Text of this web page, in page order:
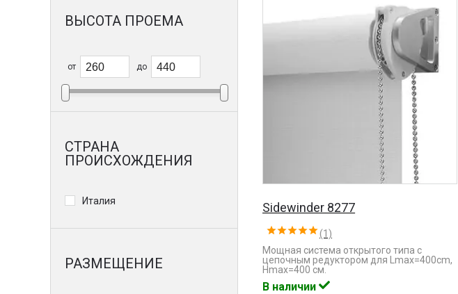
Sidewinder 8277
(1)
Мощная система открытого типа с
цепочным редуктором для Lmaх=400cm,
Hmax=400 см.
В наличии
ВЫСОТА ПРОЕМА
от до
СТРАНА
ПРОИСХОЖДЕНИЯ
Италия
РАЗМЕЩЕНИЕ